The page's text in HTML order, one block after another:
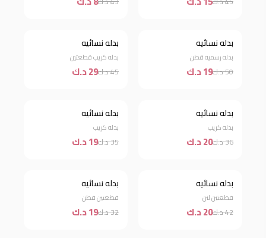
خصم 62%
بدله نسائيه
بدله رسميه قطن
50 د.ك 19 د.ك
خصم 36%
بدله نسائيه
بدله كريب قطعتين
45 د.ك 29 د.ك
خصم 44%
بدله نسائيه
بدله كريب
36 د.ك 20 د.ك
خصم 46%
بدله نسائيه
بدله كريب
35 د.ك 19 د.ك
خصم 52%
بدله نسائيه
قطعتين لنن
42 د.ك 20 د.ك
خصم 41%
بدله نسائيه
قطعتين قطن
32 د.ك 19 د.ك